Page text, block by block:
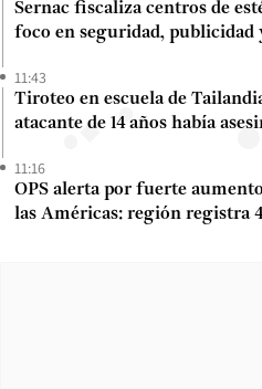
Sernac fiscaliza centros de
foco en seguridad, publicidad
11:43
Tiroteo en escuela de
atacante de 14 años había
11:16
OPS alerta por fuerte
las Américas: región registra